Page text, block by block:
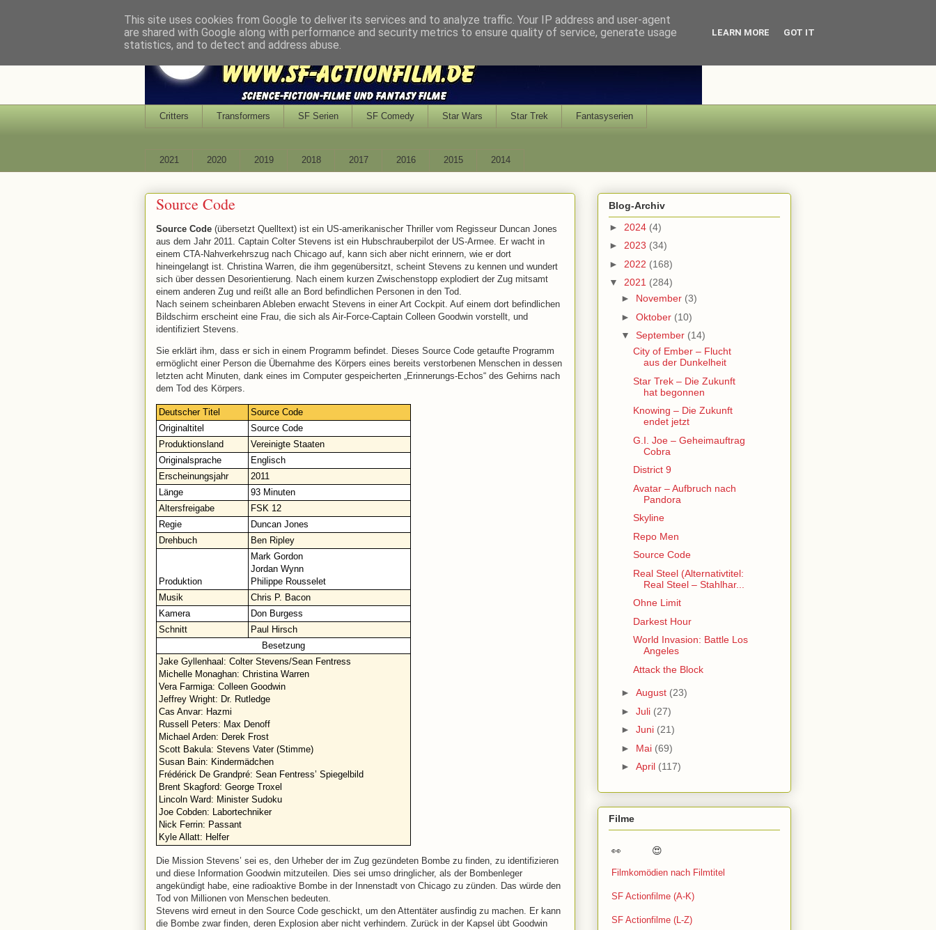
Critters Transformers SF Serien SF Comedy Star Wars Star Trek Fantasyserien
2021 2020 2019 2018 2017 2016 2015 2014
Source Code
Source Code (übersetzt Quelltext) ist ein US-amerikanischer Thriller vom Regisseur Duncan Jones
aus dem Jahr 2011. Captain Colter Stevens ist ein Hubschrauberpilot der US-Armee. Er wacht in
einem CTA-Nahverkehrszug nach Chicago auf, kann sich aber nicht erinnern, wie er dort
hineingelangt ist. Christina Warren, die ihm gegenübersitzt, scheint Stevens zu kennen und wundert
sich über dessen Desorientierung. Nach einem kurzen Zwischenstopp explodiert der Zug mitsamt
einem anderen Zug und reißt alle an Bord befindlichen Personen in den Tod.
Nach seinem scheinbaren Ableben erwacht Stevens in einer Art Cockpit. Auf einem dort befindlichen
Bildschirm erscheint eine Frau, die sich als Air-Force-Captain Colleen Goodwin vorstellt, und
identifiziert Stevens.
Sie erklärt ihm, dass er sich in einem Programm befindet. Dieses Source Code getaufte Programm
ermöglicht einer Person die Übernahme des Körpers eines bereits verstorbenen Menschen in dessen
letzten acht Minuten, dank eines im Computer gespeicherten „Erinnerungs-Echos“ des Gehirns nach
dem Tod des Körpers.
Deutscher Titel
Source Code
Originaltitel
Source Code
Produktionsland
Vereinigte Staaten
Originalsprache
Englisch
Erscheinungsjahr
2011
Länge
93 Minuten
Altersfreigabe
FSK 12
Regie
Duncan Jones
Drehbuch
Ben Ripley
Produktion
Mark Gordon
Jordan Wynn
Philippe Rousselet
Musik
Chris P. Bacon
Kamera
Don Burgess
Schnitt
Paul Hirsch
Besetzung
Jake Gyllenhaal: Colter Stevens/Sean Fentress
Michelle Monaghan: Christina Warren
Vera Farmiga: Colleen Goodwin
Jeffrey Wright: Dr. Rutledge
Cas Anvar: Hazmi
Russell Peters: Max Denoff
Michael Arden: Derek Frost
Scott Bakula: Stevens Vater (Stimme)
Susan Bain: Kindermädchen
Frédérick De Grandpré: Sean Fentress’ Spiegelbild
Brent Skagford: George Troxel
Lincoln Ward: Minister Sudoku
Joe Cobden: Labortechniker
Nick Ferrin: Passant
Kyle Allatt: Helfer
Die Mission Stevens’ sei es, den Urheber der im Zug gezündeten Bombe zu finden, zu identifizieren
und diese Information Goodwin mitzuteilen. Dies sei umso dringlicher, als der Bombenleger
angekündigt habe, eine radioaktive Bombe in der Innenstadt von Chicago zu zünden. Das würde den
Tod von Millionen von Menschen bedeuten.
Stevens wird erneut in den Source Code geschickt, um den Attentäter ausfindig zu machen. Er kann
die Bombe zwar finden, deren Explosion aber nicht verhindern. Zurück in der Kapsel übt Goodwin
Blog-Archiv
► 2024 (4)
► 2023 (34)
► 2022 (168)
▼ 2021 (284)
► November (3)
► Oktober (10)
▼ September (14)
City of Ember – Flucht
aus der Dunkelheit
Star Trek – Die Zukunft
hat begonnen
Knowing – Die Zukunft
endet jetzt
G.I. Joe – Geheimauftrag
Cobra
District 9
Avatar – Aufbruch nach
Pandora
Skyline
Repo Men
Source Code
Real Steel (Alternativtitel:
Real Steel – Stahlhar...
Ohne Limit
Darkest Hour
World Invasion: Battle Los
Angeles
Attack the Block
► August (23)
► Juli (27)
► Juni (21)
► Mai (69)
► April (117)
Filme
👀 😍
Filmkomödien nach Filmtitel
SF Actionfilme (A-K)
SF Actionfilme (L-Z)
This site uses cookies from Google to deliver its services and to analyze traffic. Your IP address and user-agent
are shared with Google along with performance and security metrics to ensure quality of service, generate usage
statistics, and to detect and address abuse.
LEARN MORE GOT IT